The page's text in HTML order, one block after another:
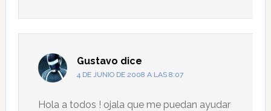
Gustavo dice
4 DE JUNIO DE 2008 A LAS 8:07
Hola a todos ! ojala que me puedan ayudar